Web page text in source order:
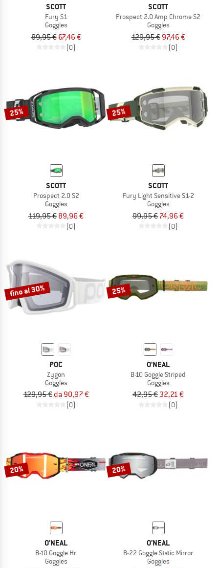
SCOTT
Fury S1
Goggles
89,95 € 67,46 €
(0)
SCOTT
Prospect 2.0 Amp Chrome S2
Goggles
129,95 € 97,46 €
(0)
25%
SCOTT
Prospect 2.0 S2
Goggles
119,95 € 89,96 €
(0)
25%
SCOTT
Fury Light Sensitive S1-2
Goggles
99,95 € 74,96 €
(0)
fino al 30%
POC
Zygon
Goggles
129,95 € da 90,97 €
(0)
25%
O'NEAL
B-10 Goggle Striped
Goggles
42,95 € 32,21 €
(0)
20%
O'NEAL
B-10 Goggle Hr
Goggles
20%
O'NEAL
B-22 Goggle Static Mirror
Goggles